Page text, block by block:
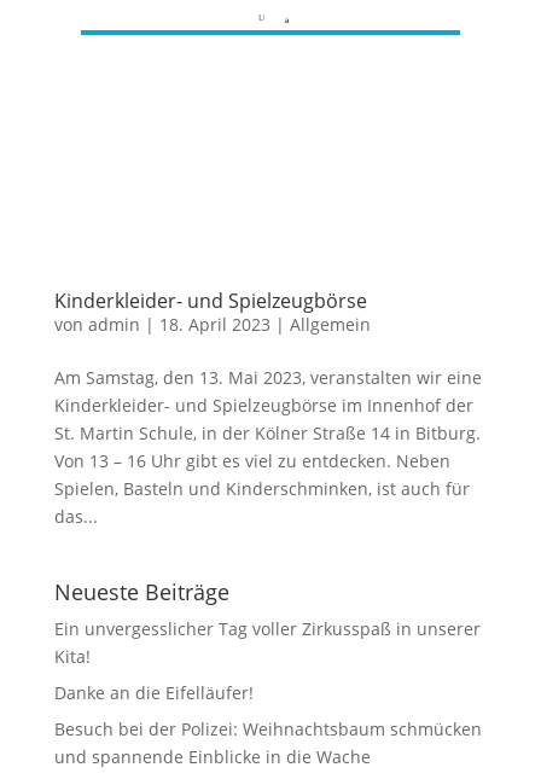
Kinderkleider- und Spielzeugbörse
von admin | 18. April 2023 | Allgemein
Am Samstag, den 13. Mai 2023, veranstalten wir eine
Kinderkleider- und Spielzeugbörse im Innenhof der
St. Martin Schule, in der Kölner Straße 14 in Bitburg.
Von 13 – 16 Uhr gibt es viel zu entdecken. Neben
Spielen, Basteln und Kinderschminken, ist auch für
das...
Neueste Beiträge
Ein unvergesslicher Tag voller Zirkusspaß in unserer
Kita!
Danke an die Eifelläufer!
Besuch bei der Polizei: Weihnachtsbaum schmücken
und spannende Einblicke in die Wache